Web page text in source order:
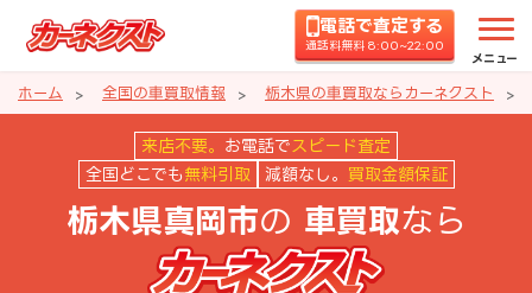
電話で査定する
通話料無料 8:00~22:00
メニュー
ホーム 全国の車買取情報 栃木県の車買取ならカーネクスト
栃木県真岡市の車買取ならカー
来店不要。 お電話で スピード査定
全国どこでも 無料引取 減額なし。 買取金額保証
栃木県真岡市の 車買取なら